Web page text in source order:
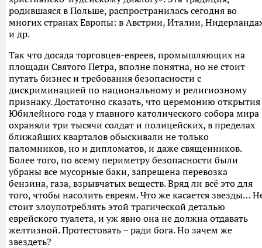
родившаяся в Польше, распространилась сегодня во
многих странах Европы: в Австрии, Италии,
и др.
Так что досада торговцев-евреев, промышляющих на
площади Святого Петра, вполне понятна, но не стоит
путать бизнес и требования безопасности с
дискриминацией по национальному и религиозному
признаку. Достаточно сказать, что церемонию открытия
Юбилейного года у главного католического собора мира
охраняли три тысячи солдат и полицейских, в пределах
ближайших кварталов обыскивали не только
паломников, но и дипломатов, и даже священников.
Более того, по всему периметру безопасности были
убраны все мусорные баки, запрещена перевозка
бензина, газа, взрывчатых веществ. Вряд ли всё это для
того, чтобы насолить евреям. Что же касается звезды…
стоит злоупотреблять этой трагической деталью
еврейского туалета, и уж явно она не должна отдавать
желтизной. Протестовать – ради бога. Но зачем же
звездеть?